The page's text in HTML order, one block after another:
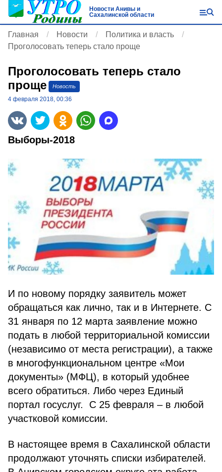
Новости Анивы и
Сахалинской области
Главная Новости
Политика и власть
Проголосовать теперь стало проще
Проголосовать теперь стало
проще
Новость
4 февраля 2018, 00:36
Выборы-2018
И по новому порядку заявитель может
обращаться как лично, так и в Интернете. С
31 января по 12 марта заявление можно
подать в любой территориальной комиссии
(независимо от места регистрации), а также
в многофункциональном центре «Мои
документы» (МФЦ), в который удобнее
всего обратиться. Либо через Единый
портал госуслуг. С 25 февраля – в любой
участковой комиссии.
В настоящее время в Сахалинской области
продолжают уточнять списки избирателей.